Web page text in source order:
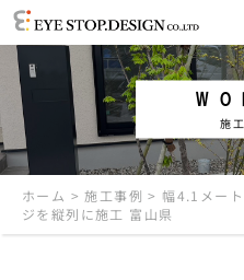
施
ホーム >施工事例 > 幅4.1メー
ジを縦列に施工 富山県